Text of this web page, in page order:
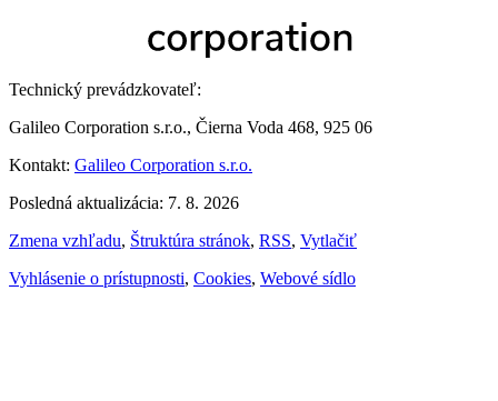
Technický prevádzkovateľ:
Galileo Corporation s.r.o., Čierna Voda 468, 925 06
Kontakt: Galileo Corporation s.r.o.
Posledná aktualizácia: 7. 8. 2026
Zmena vzhľadu, Štruktúra stránok, RSS, Vytlačiť
Vyhlásenie o prístupnosti, Cookies, Webové sídlo